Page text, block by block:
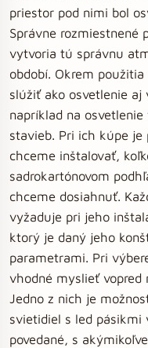
priestor pod nimi bol
Správne rozmiestnené
vytvoria tú správnu
období. Okrem
slúžiť ako osvetlenie aj
napríklad na
stavieb. Pri ich kúpe
chceme inštalovať,
sadrokartónovom
chceme dosiahnuť.
vyžaduje pri jeho
ktorý je daný jeho
parametrami. Pri
vhodné myslieť vopred
Jedno z nich je
svietidiel s led pásikmi
povedané, s